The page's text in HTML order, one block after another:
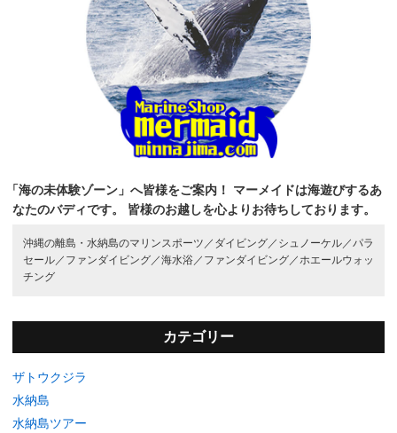
「海の未体験ゾーン」へ皆様をご案内！
マーメイドは海遊びするあ
なたのバディです。
皆様のお越しを心よりお待ちしております。
沖縄の離島・水納島のマリンスポーツ／ ダイビング／ シュノーケル／パラ
セール／ ファンダイビング／海水浴／ ファンダイビング／ホエールウォッ
チング
カテゴリー
ザトウクジラ
水納島
水納島ツアー